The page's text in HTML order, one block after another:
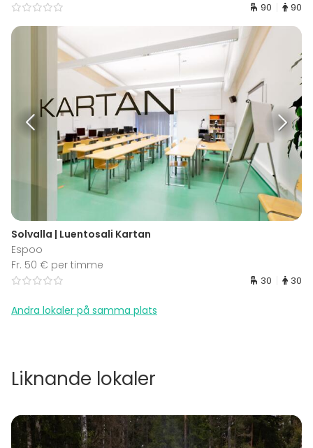
90 90
Solvalla | Luentosali Kartan
Espoo
Fr. 50 € per timme
30 30
Andra lokaler på samma plats
Liknande lokaler